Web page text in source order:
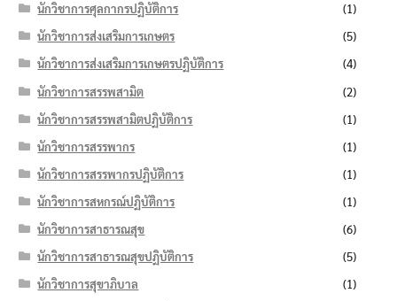
นักวิชาการศุลกากรปฏิบัติการ
(1)
นักวิชาการส่งเสริมการเกษตร
(5)
นักวิชาการส่งเสริมการเกษตรปฏิบัติการ
(4)
นักวิชาการสรรพสามิต
(2)
นักวิชาการสรรพสามิตปฏิบัติการ
(1)
นักวิชาการสรรพากร
(1)
นักวิชาการสรรพากรปฏิบัติการ
(1)
นักวิชาการสหกรณ์ปฏิบัติการ
(1)
นักวิชาการสาธารณสุข
(6)
นักวิชาการสาธารณสุขปฏิบัติการ
(5)
นักวิชาการสุขาภิบาล
(1)